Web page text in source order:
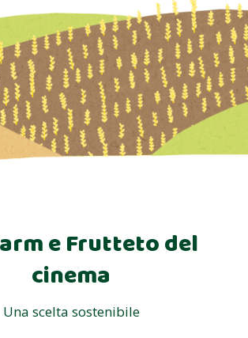
e Frutteto del
cinema
Una scelta sostenibile